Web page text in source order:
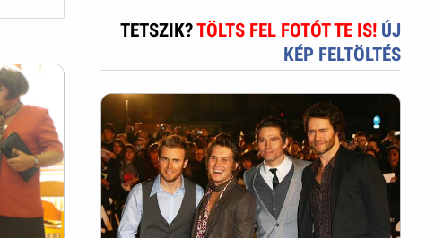
TETSZIK?TÖLTS FEL FOTÓT TE IS! ÚJ
KÉP FELTÖLTÉS